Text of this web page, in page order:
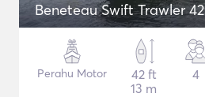
Beneteau Swift Trawler 42
Perahu Motor
42 ft
13 m
4